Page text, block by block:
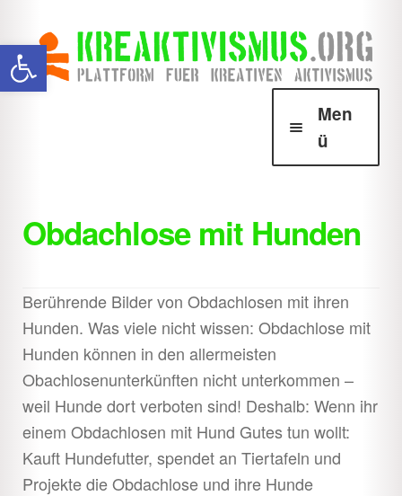
Werkzeugleiste öffnen Zur
Navigation
springen
Zum
Inhalt
springen
Men
ü
öffnen
Howtos
Downloads
öffnen
Shop
öffnen
Obdachlose mit Hunden
Berührende Bilder von Obdachlosen mit ihren
Hunden. Was viele nicht wissen: Obdachlose mit
Hunden können in den allermeisten
Obachlosenunterkünften nicht unterkommen –
weil Hunde dort verboten sind! Deshalb: Wenn ihr
einem Obdachlosen mit Hund Gutes tun wollt:
Kauft Hundefutter, spendet an Tiertafeln und
Projekte die Obdachlose und ihre Hunde